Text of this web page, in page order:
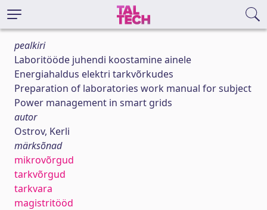
pealkiri
Laboritööde juhendi koostamine ainele
Energiahaldus elektri tarkvõrkudes
Preparation of laboratories work manual for subject
Power management in smart grids
autor
Ostrov, Kerli
märksõnad
mikrovõrgud
tarkvõrgud
tarkvara
magistritööd